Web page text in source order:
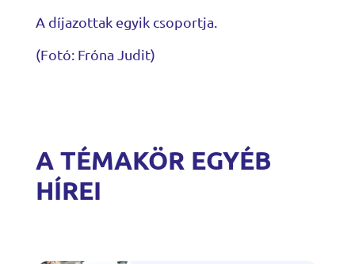
A díjazottak egyik csoportja.
(Fotó: Fróna Judit)
A TÉMAKÖR EGYÉB
HÍREI